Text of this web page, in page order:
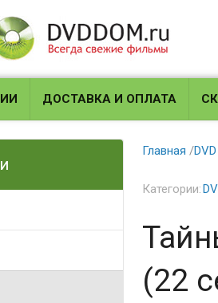
ДОСТАВКА И ОПЛАТА
Главная /DVD
Категории:
(22